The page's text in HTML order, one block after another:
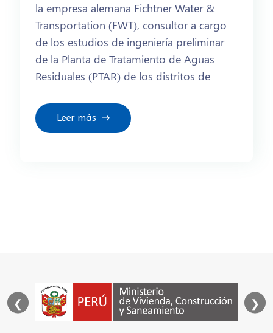
la empresa alemana Fichtner Water &
Transportation (FWT), consultor a cargo
de los estudios de ingeniería preliminar
de la Planta de Tratamiento de Aguas
Residuales (PTAR) de los distritos de
Leer más
❮ ❯